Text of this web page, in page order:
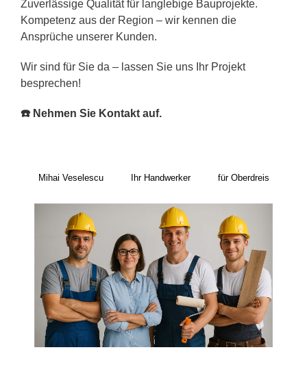
Zuverlässige Qualität für langlebige Bauprojekte.
Kompetenz aus der Region – wir kennen die
Ansprüche unserer Kunden.
Wir sind für Sie da – lassen Sie uns Ihr Projekt
besprechen!
☎️ Nehmen Sie Kontakt auf.
Mihai Veselescu Ihr Handwerker für Oberdreis